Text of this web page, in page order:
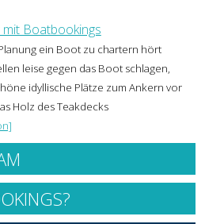
Boatbookings
ein Boot zu chartern hört
leise gegen das Boot schlagen,
idyllische Plätze zum Ankern vor
Holz des Teakdecks